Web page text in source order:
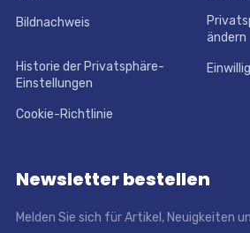
Bildnachweis
ändern
Historie der Privatsphäre-
Einstellungen
Cookie-Richtlinie
Newsletter bestellen
Melden Sie sich für Artikel, Neuigkeiten